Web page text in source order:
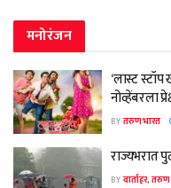
मनोरंजन
‘लास्ट स्टॉप
नोव्हेंबरला
BYतरुण भारत
राज्यभरात
BYवार्ताहर,